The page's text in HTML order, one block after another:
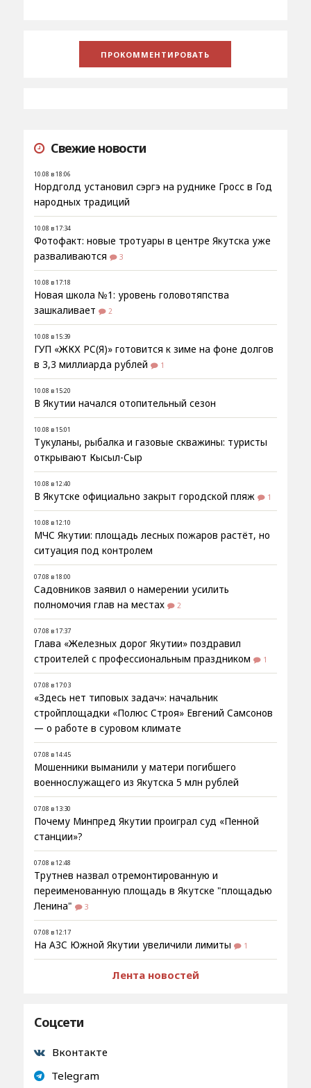
Свежие новости
10.08 в 18:06
Нордголд установил сэргэ на руднике Гросс в Год
народных традиций
10.08 в 17:34
Фотофакт: новые тротуары в центре Якутска уже
разваливаются
3
10.08 в 17:18
Новая школа №1: уровень головотяпства
зашкаливает
2
10.08 в 15:39
ГУП «ЖКХ РС(Я)» готовится к зиме на фоне долгов
в 3,3 миллиарда рублей
1
10.08 в 15:20
В Якутии начался отопительный сезон
10.08 в 15:01
Тукуланы, рыбалка и газовые скважины: туристы
открывают Кысыл-Сыр
10.08 в 12:40
В Якутске официально закрыт городской пляж 1
10.08 в 12:10
МЧС Якутии: площадь лесных пожаров растёт, но
ситуация под контролем
07.08 в 18:00
Садовников заявил о намерении усилить
полномочия глав на местах
2
07.08 в 17:37
Глава «Железных дорог Якутии» поздравил
строителей с профессиональным праздником
1
07.08 в 17:03
«Здесь нет типовых задач»: начальник
стройплощадки «Полюс Строя» Евгений Самсонов
— о работе в суровом климате
07.08 в 14:45
Мошенники выманили у матери погибшего
военнослужащего из Якутска 5 млн рублей
07.08 в 13:30
Почему Минпред Якутии проиграл суд «Пенной
станции»?
07.08 в 12:48
Трутнев назвал отремонтированную и
переименованную площадь в Якутске "площадью
Ленина"
3
07.08 в 12:17
На АЗС Южной Якутии увеличили лимиты 1
Лента новостей
Соцсети
Вконтакте
Telegram